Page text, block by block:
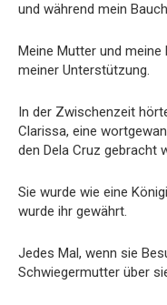
und während mein
Meine Mutter und meine
meiner Unterstützung.
In der Zwischenzeit
Clarissa, eine
den Dela Cruz gebracht
Sie wurde wie eine
wurde ihr gewährt.
Jedes Mal, wenn sie
Schwiegermutter über